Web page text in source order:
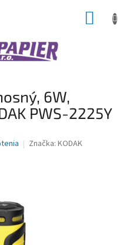
6W,
PWS-2225Y
Značka: KODAK